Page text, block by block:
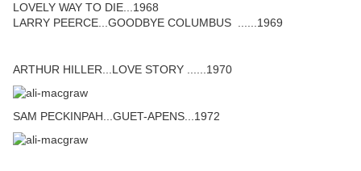
LOVELY WAY TO DIE...1968
LARRY PEERCE...GOODBYE COLUMBUS ......1969
ARTHUR HILLER...LOVE STORY ......1970
SAM PECKINPAH...GUET-APENS...1972